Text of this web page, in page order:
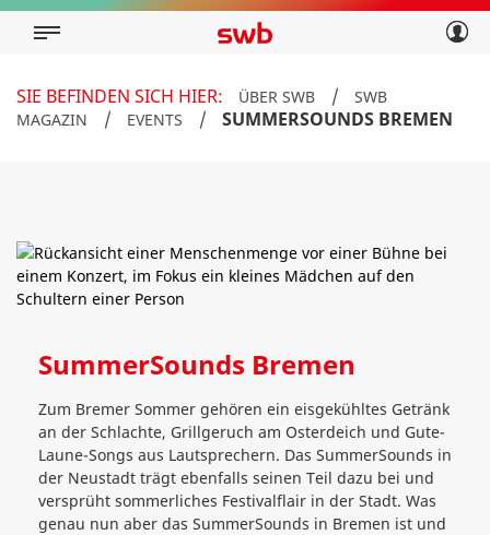
Privatkunden
Über swb
SIE BEFINDEN SICH HIER: ÜBER SWB /
SWB
MAGAZIN
/ EVENTS / SUMMERSOUNDS BREMEN
SummerSounds Bremen
Zum Bremer Sommer gehören ein eisgekühltes Getränk
an der Schlachte, Grillgeruch am Osterdeich und Gute-
Laune-Songs aus Lautsprechern. Das SummerSounds in
der Neustadt trägt ebenfalls seinen Teil dazu bei und
versprüht sommerliches Festivalflair in der Stadt. Was
genau nun aber das SummerSounds in Bremen ist und